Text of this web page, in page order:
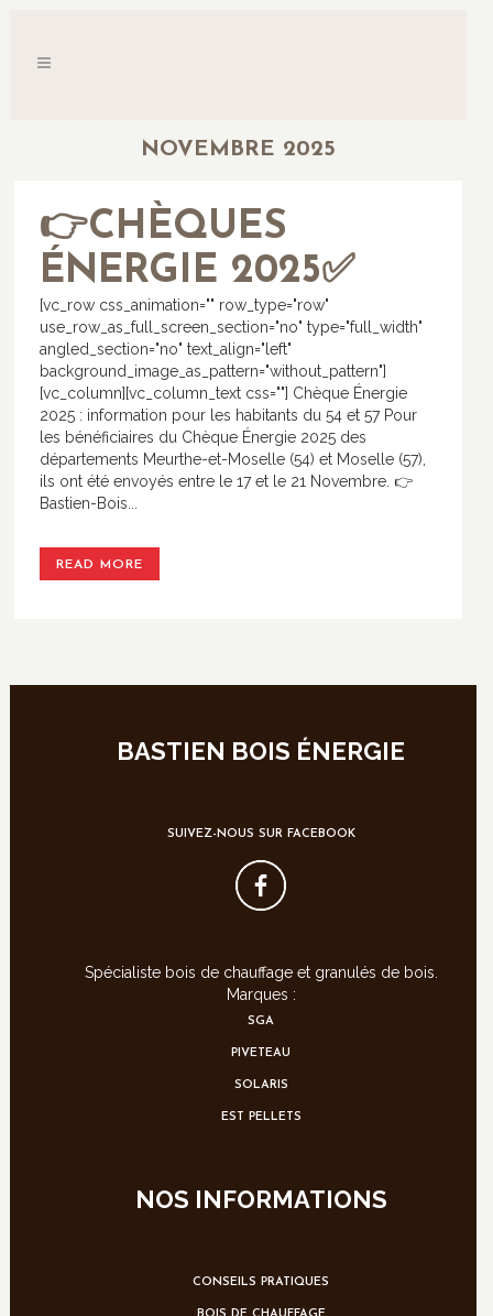
NOVEMBRE 2025
👉CHÈQUES
ÉNERGIE 2025✅
[vc_row css_animation="" row_type="row"
use_row_as_full_screen_section="no" type="full_width"
angled_section="no" text_align="left"
background_image_as_pattern="without_pattern"]
[vc_column][vc_column_text css=""] Chèque Énergie
2025 : information pour les habitants du 54 et 57 Pour
les bénéficiaires du Chèque Énergie 2025 des
départements Meurthe-et-Moselle (54) et Moselle (57),
ils ont été envoyés entre le 17 et le 21 Novembre. 👉
Bastien-Bois...
READ MORE
BASTIEN BOIS ÉNERGIE
SUIVEZ-NOUS SUR FACEBOOK
Spécialiste bois de chauffage et granulés de bois.
Marques :
SGA
PIVETEAU
SOLARIS
EST PELLETS
NOS INFORMATIONS
CONSEILS PRATIQUES